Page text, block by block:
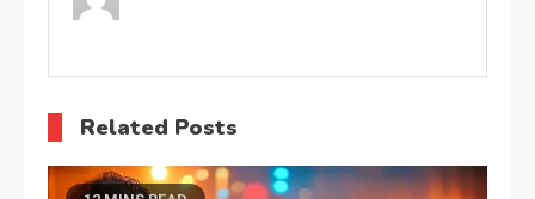
Related Posts